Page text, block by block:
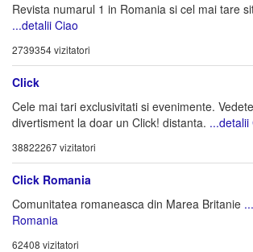
Revista numarul 1 in Romania si cel mai tare
...detalii Ciao
2739354 vizitatori
Click
Cele mai tari exclusivitati si evenimente.
divertisment la doar un Click! distanta. ...detalii
38822267 vizitatori
Click Romania
Comunitatea romaneasca din Marea Britanie
Romania
62408 vizitatori